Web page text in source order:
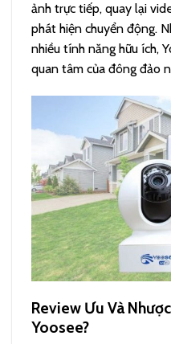
ảnh trực tiếp, quay lại
phát hiện chuyển động.
nhiều tính năng hữu ích,
quan tâm của đông đảo
Review Ưu Và
Yoosee?